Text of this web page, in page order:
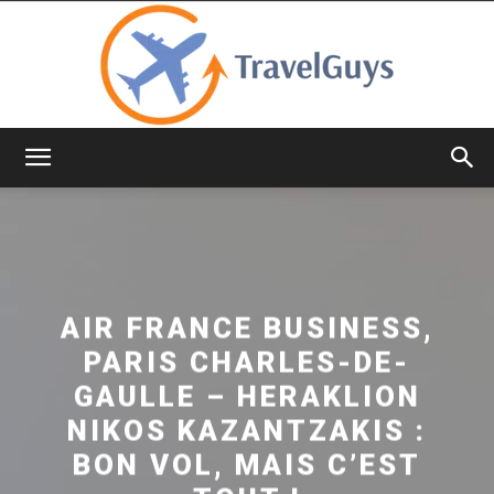
AIR FRANCE BUSINESS,
PARIS CHARLES-DE-
GAULLE – HERAKLION
NIKOS KAZANTZAKIS :
BON VOL, MAIS C’EST